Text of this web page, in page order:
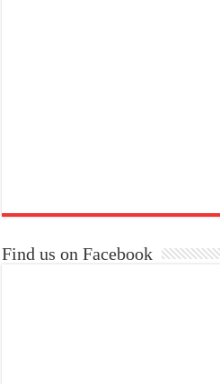
Find us on Facebook